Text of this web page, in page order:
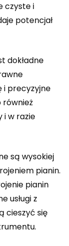
czyste i
potencjał
dokładne
i precyzyjne
również
i w razie
są wysokiej
pianin.
pianin
usługi z
cieszyć się